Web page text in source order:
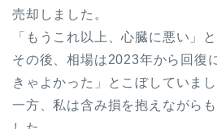
売却しました。
「もうこれ以上、心臓に悪い」と
その後、相場は2023年から回復
きゃよかった」とこぼしていまし
一方、私は含み損を抱えながら